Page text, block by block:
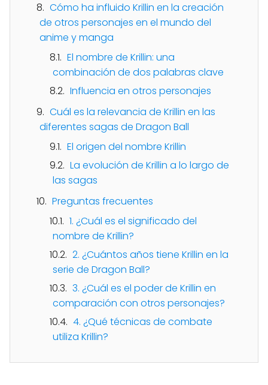
Cómo ha influido Krillin en la creación
de otros personajes en el mundo del
anime y manga
El nombre de Krillin: una
combinación de dos palabras clave
Influencia en otros personajes
Cuál es la relevancia de Krillin en las
diferentes sagas de Dragon Ball
El origen del nombre Krillin
La evolución de Krillin a lo largo de
las sagas
Preguntas frecuentes
1. ¿Cuál es el significado del
nombre de Krillin?
2. ¿Cuántos años tiene Krillin en la
serie de Dragon Ball?
3. ¿Cuál es el poder de Krillin en
comparación con otros personajes?
4. ¿Qué técnicas de combate
utiliza Krillin?